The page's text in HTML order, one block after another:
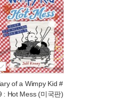
of a Wimpy Kid #
: Hot Mess (미국판)